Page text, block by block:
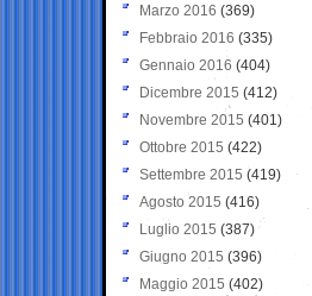
Marzo 2016 (369)
Febbraio 2016 (335)
Gennaio 2016 (404)
Dicembre 2015 (412)
Novembre 2015 (401)
Ottobre 2015 (422)
Settembre 2015 (419)
Agosto 2015 (416)
Luglio 2015 (387)
Giugno 2015 (396)
Maggio 2015 (402)